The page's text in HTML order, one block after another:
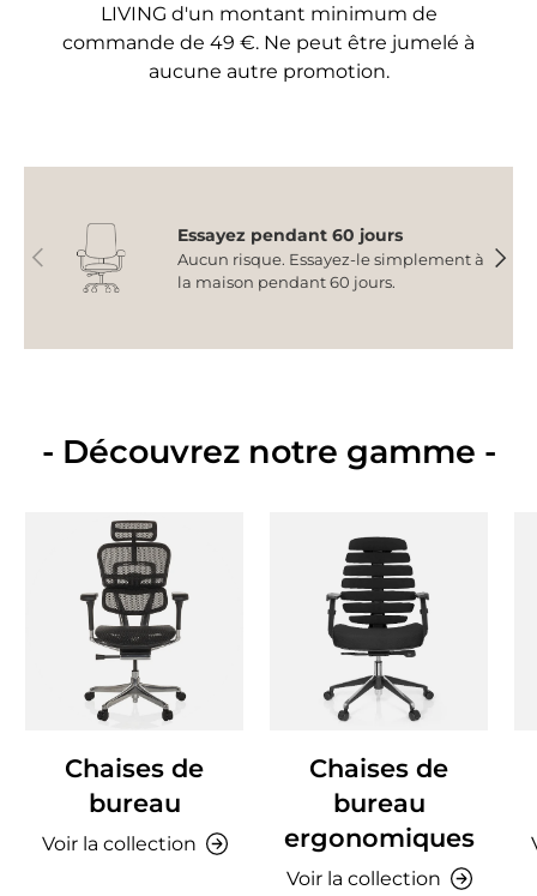
LIVING d'un montant minimum de
commande de 49 €. Ne peut être jumelé à
aucune autre promotion.
Précédent
Essayez pendant 60 jours
Aucun risque. Essayez-le simplement à
la maison pendant 60 jours.
- Découvrez notre gamme -
Chaises de
bureau
Voir la collection
Chaises de
bureau
ergonomiques
Voir la collection